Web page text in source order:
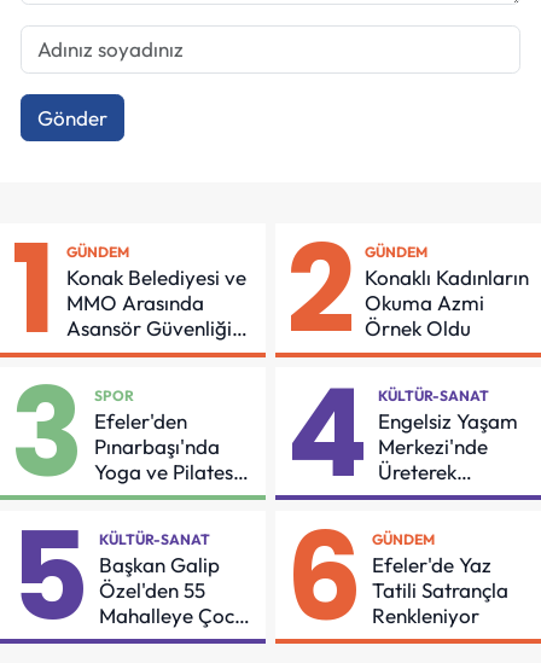
Gönder
1 GÜNDEM
Konak Belediyesi ve
MMO Arasında
Asansör Güvenliği
İçin Önemli Protokol
2 GÜNDEM
Konaklı Kadınların
Okuma Azmi
Örnek Oldu
3 SPOR
Efeler'den
Pınarbaşı'nda
Yoga ve Pilates
Buluşması
4 KÜLTÜR-SANAT
Engelsiz Yaşam
Merkezi'nde
Üreterek
Güçleniyorlar
5 KÜLTÜR-SANAT
Başkan Galip
Özel'den 55
Mahalleye Çocuk
Şenliği
6 GÜNDEM
Efeler'de Yaz
Tatili Satrançla
Renkleniyor